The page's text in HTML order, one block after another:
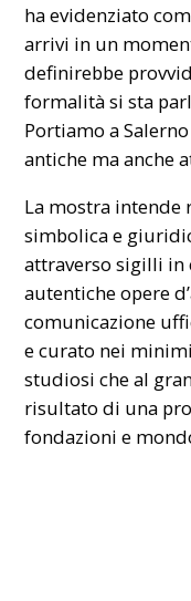
ha evidenziato
arrivi in un
definirebbe
formalità si sta
Portiamo a
antiche ma anche
La mostra intende
simbolica e
attraverso sigilli in
autentiche opere
comunicazione
e curato nei
studiosi che al
risultato di una
fondazioni e